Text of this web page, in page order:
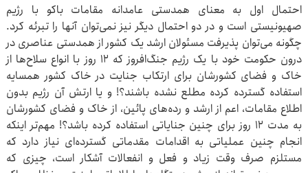
احتمال اول به معنای همدستی عامدانه مقامات باکو با رژیم
صهیونیستی است و در دو احتمال دیگر نیز نمی‌توان آنها را تبرئه کرد.
چگونه می‌توان پذیرفت مسئولان ارشد یک کشور از همدستی عناصری در
درون حکومت خود با یک رژیم جنگ‌افروز که ۱۲ روز با انواع سلاح‌ها از
خاک و فضای کشورشان برای ارتکاب جنایت در خاک کشور همسایه
استفاده گسترده کرده مطلع نشده باشند؟! و یا ارتش آن رژیم بدون
اطلاع مقامات، اعم از ارشد و رده‌های پائین، از خاک و فضای کشورشان
به مدت ۱۲ روز برای چنین جنایاتی استفاده کرده باشد؟! مهم‌تر اینکه
انجام چنین عملیاتی به اقدامات مقدماتی گسترده‌ای نیاز دارد که
مستلزم صرف وقت زیاد و فعل و انفعالات آشکار است، چیزی که